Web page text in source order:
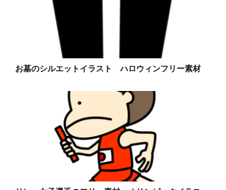
お墓のシルエットイラスト ハロウィンフリー素材